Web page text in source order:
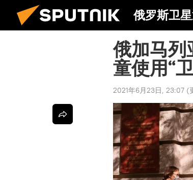
俄罗斯卫
俄加马
童使用“
2021年6月23日, 23:07 (